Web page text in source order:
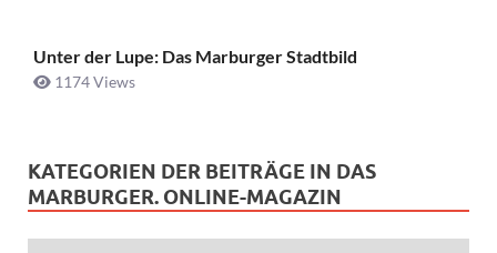
Unter der Lupe: Das Marburger Stadtbild
1174 Views
KATEGORIEN DER BEITRÄGE IN DAS
MARBURGER. ONLINE-MAGAZIN